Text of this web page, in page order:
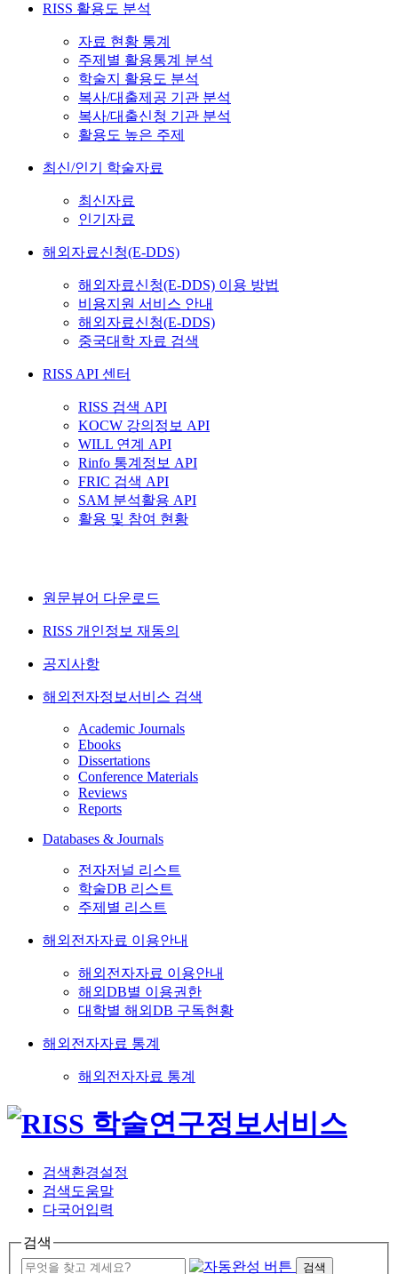
RISS 활용도 분석
자료 현황 통계
주제별 활용통계 분석
학술지 활용도 분석
복사/대출제공 기관 분석
복사/대출신청 기관 분석
활용도 높은 주제
최신/인기 학술자료
최신자료
인기자료
해외자료신청(E-DDS)
해외자료신청(E-DDS) 이용 방법
비용지원 서비스 안내
해외자료신청(E-DDS)
중국대학 자료 검색
RISS API 센터
RISS 검색 API
KOCW 강의정보 API
WILL 연계 API
Rinfo 통계정보 API
FRIC 검색 API
SAM 분석활용 API
활용 및 참여 현황
원문뷰어 다운로드
RISS 개인정보 재동의
공지사항
해외전자정보서비스 검색
Academic Journals
Ebooks
Dissertations
Conference Materials
Reviews
Reports
Databases & Journals
전자저널 리스트
학술DB 리스트
주제별 리스트
해외전자자료 이용안내
해외전자자료 이용안내
해외DB별 이용권한
대학별 해외DB 구독현황
해외전자자료 통계
해외전자자료 통계
검색환경설정
검색도움말
다국어입력
검색
검색